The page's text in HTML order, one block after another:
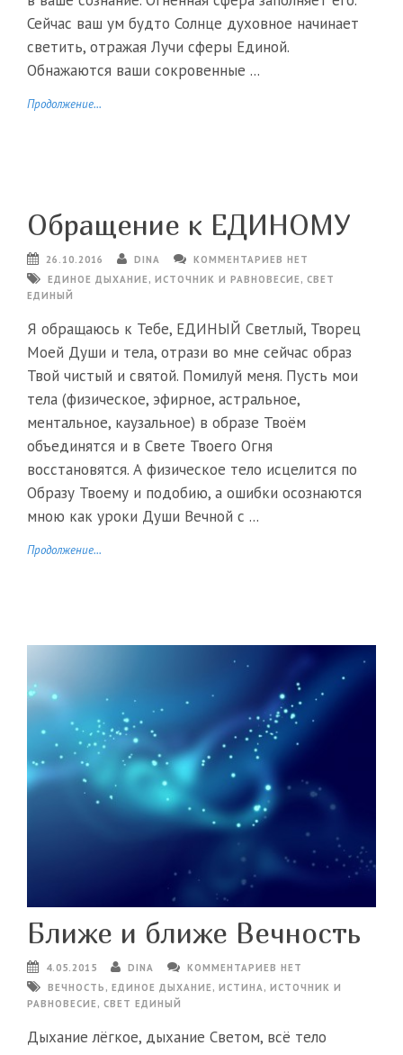
Сейчас ваш ум будто Солнце духовное начинает
светить, отражая Лучи сферы Единой.
Обнажаются ваши сокровенные ...
Продолжение...
Обращение к ЕДИНОМУ
26.10.2016 DINA
КОММЕНТАРИЕВ НЕТ
ЕДИНОЕ ДЫХАНИЕ, ИСТОЧНИК И РАВНОВЕСИЕ, СВЕТ
ЕДИНЫЙ
Я обращаюсь к Тебе, ЕДИНЫЙ Светлый, Творец
Моей Души и тела, отрази во мне сейчас образ
Твой чистый и святой. Помилуй меня. Пусть мои
тела (физическое, эфирное, астральное,
ментальное, каузальное) в образе Твоём
объединятся и в Свете Твоего Огня
восстановятся. А физическое тело исцелится по
Образу Твоему и подобию, а ошибки осознаются
мною как уроки Души Вечной с ...
Продолжение...
Ближе и ближе Вечность
4.05.2015 DINA
КОММЕНТАРИЕВ НЕТ
ВЕЧНОСТЬ , ЕДИНОЕ ДЫХАНИЕ, ИСТИНА, ИСТОЧНИК И
РАВНОВЕСИЕ, СВЕТ ЕДИНЫЙ
Дыхание лёгкое, дыхание Светом, всё тело